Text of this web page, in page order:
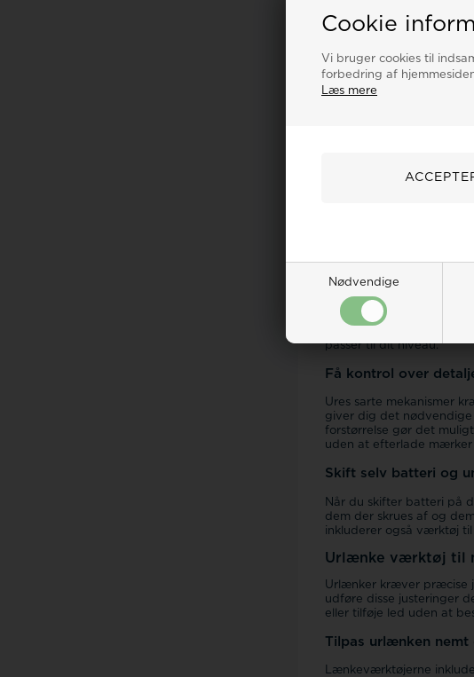
Cookie
Vi bruger cookies til
forbedring af
Læs mere
Nødvendige
Værktøj til ure:
At kunne udføre
tid og penge på
opgaver, der holder
For den teknisk
høj forstørrelse gør det
uden at ridse eller
størrelser passer til
Hvilket værktøj til
At vælge det rette
remskift til batteriskift
passer til dit niveau.
Få kontrol over
Ures sarte mekanismer
giver dig det nødvendige
forstørrelse gør det
uden at efterlade mærker
Skift selv batteri og
Når du skifter batteri på
dem der skrues af og
inkluderer også værktøj til
Urlænke værktøj til
Urlænker kræver præcise
udføre disse justeringer
eller tilføje led uden at
Tilpas urlænken nemt
Lænkeværktøjerne